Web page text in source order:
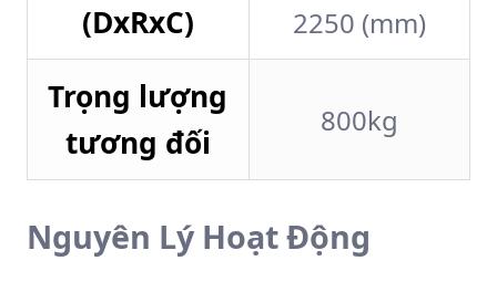
(DxRxC)
2250 (mm)
Trọng lượng
tương đối
800kg
Nguyên Lý Hoạt Động